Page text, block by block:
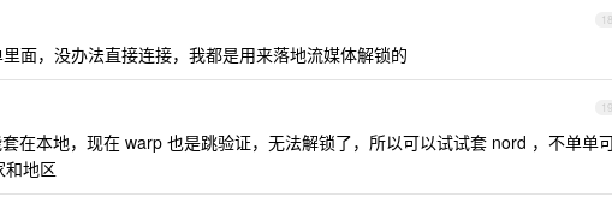
18
面，没办法直接连接，我都是用来落地流媒体解锁的
19
在本地，现在 warp 也是跳验证，无法解锁了，所以可以试试套 nord ，不单单
和地区